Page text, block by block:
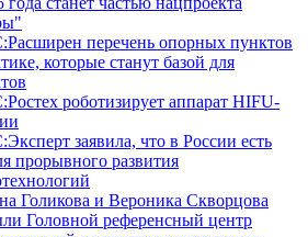
перечень опорных пунктов
которые станут базой для
роботизирует аппарат HIFU-
заявила, что в России есть
прорывного развития
Голикова и Вероника Скворцова
Головной референсный центр